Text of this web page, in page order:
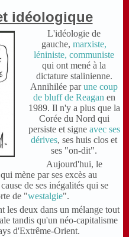
idéologique
L'idéologie de
gauche,marxiste,
léniniste, communiste
qui ont mené à la
dictature stalinienne.
Annihilée parune coup
de bluff de Reagan en
1989. Il n'y a plus que la
Corée du Nord qui
persiste et signe avec ses
dérives, ses huis clos et
ses "on-dit".
Aujourd'hui, le
mène par ses excès au
de ses inégalités qui se
de "westalgie".
les deux dans un mélange tout
tandis qu'un néo-capitalisme
d'Extrême-Orient.